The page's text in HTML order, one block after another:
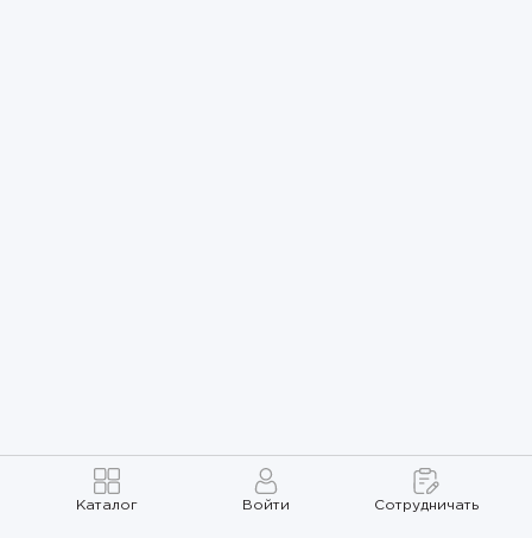
Каталог Войти Сотрудничать